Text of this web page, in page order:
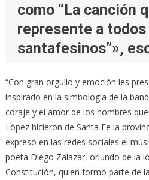
como “La canción
represente a
santafesinos”»,
“Con gran orgullo y emoción les
inspirado en la simbología de la
coraje y el amor de los hombres
López hicieron de Santa Fe la
expresó en las redes sociales el
poeta Diego Zalazar, oriundo de la
Constitución, quien formó parte de